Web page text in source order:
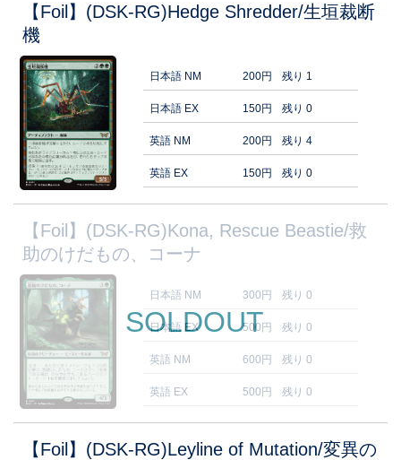
【Foil】(DSK-RG)Hedge Shredder/生垣裁断
機
日本語 NM 200円 残り 1
日本語 EX 150円 残り 0
英語 NM 200円 残り 4
英語 EX 150円 残り 0
【Foil】(DSK-RG)Kona, Rescue Beastie/救
助のけだもの、コーナ
日本語 NM 300円 残り 0
日本語 EX 500円 残り 0
英語 NM 600円 残り 0
英語 EX 500円 残り 0
SOLDOUT
【Foil】(DSK-RG)Leyline of Mutation/変異の